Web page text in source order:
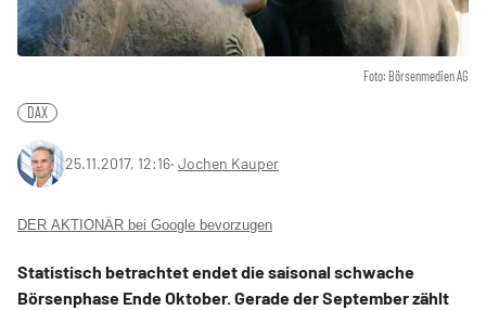
Foto: Börsenmedien AG
DAX
25.11.2017, 12:16‧ Jochen Kauper
DER AKTIONÄR bei Google bevorzugen
Statistisch betrachtet endet die saisonal schwache
Börsenphase Ende Oktober. Gerade der September zählt